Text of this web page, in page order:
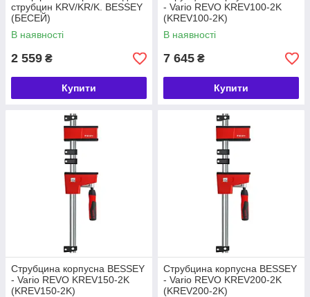
струбцин KRV/KR/K. BESSEY
(БЕСЕЙ)
В наявності
2 559 ₴
Купити
- Vario REVO KREV100-2K
(KREV100-2K)
В наявності
7 645 ₴
Купити
Струбцина корпусна BESSEY
- Vario REVO KREV150-2K
(KREV150-2K)
Струбцина корпусна BESSEY
- Vario REVO KREV200-2K
(KREV200-2K)